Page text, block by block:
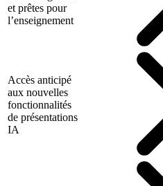
et prêtes pour
l’enseignement
Accès anticipé
aux nouvelles
fonctionnalités
de présentations
IA